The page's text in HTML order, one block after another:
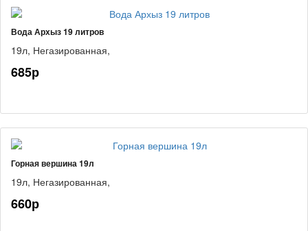
Вода Архыз 19 литров
19л, Негазированная,
685р
Горная вершина 19л
19л, Негазированная,
660р